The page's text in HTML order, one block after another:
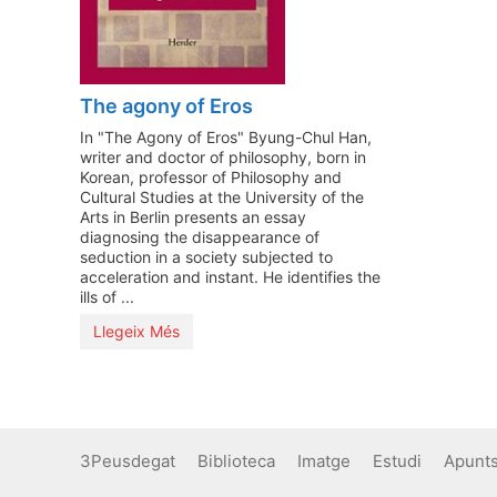
The agony of Eros
In "The Agony of Eros" Byung-Chul Han,
writer and doctor of philosophy, born in
Korean, professor of Philosophy and
Cultural Studies at the University of the
Arts in Berlin presents an essay
diagnosing the disappearance of
seduction in a society subjected to
acceleration and instant. He identifies the
ills of ...
Llegeix Més
3Peusdegat Biblioteca Imatge Estudi Apunts